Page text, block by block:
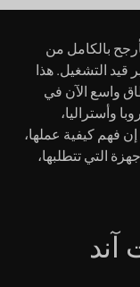
بالكامل من
قيد التشغيل. هذا
واسع الآن في
وأستراليا،
فهم كيفية عملها،
التي تتطلبها،
آند